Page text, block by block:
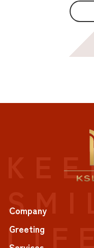
Company
Greeting